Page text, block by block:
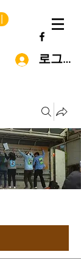
로그인